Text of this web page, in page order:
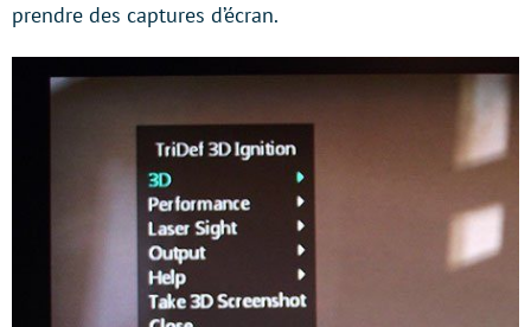
prendre des captures d’écran.